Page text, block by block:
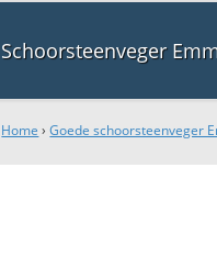
Schoorsteenveger
Home ›Goede schoorsteenveger